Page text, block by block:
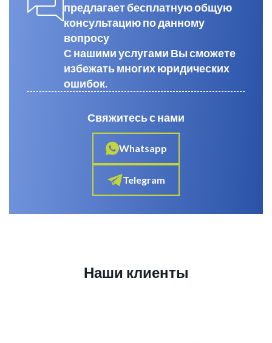
предлагает бесплатную общую
консультацию по данному
вопросу
С нашими услугами Вы сможете
избежать многих юридических
ошибок.
Свяжитесь с нами
Whatsapp
Telegram
Наши клиенты